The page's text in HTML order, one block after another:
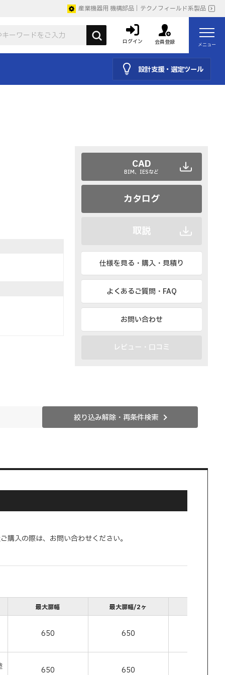
産業機器用 機構部品｜テクノフィールド系製品
ログイン 会員登録 メニュー
設計支援・選定ツール
CAD
BIM、IESなど
カタログ
取説
仕様を見る・購入・見積り
よくあるご質問・FAQ
お問い合わせ
レビュー・口コミ
絞り込み解除・再条件検索
入の際は、お問い合わせください。
最大扉幅 最大扉幅/2ヶ
650 650
650 650